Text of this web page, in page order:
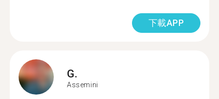
下載APP
G.
Assemini